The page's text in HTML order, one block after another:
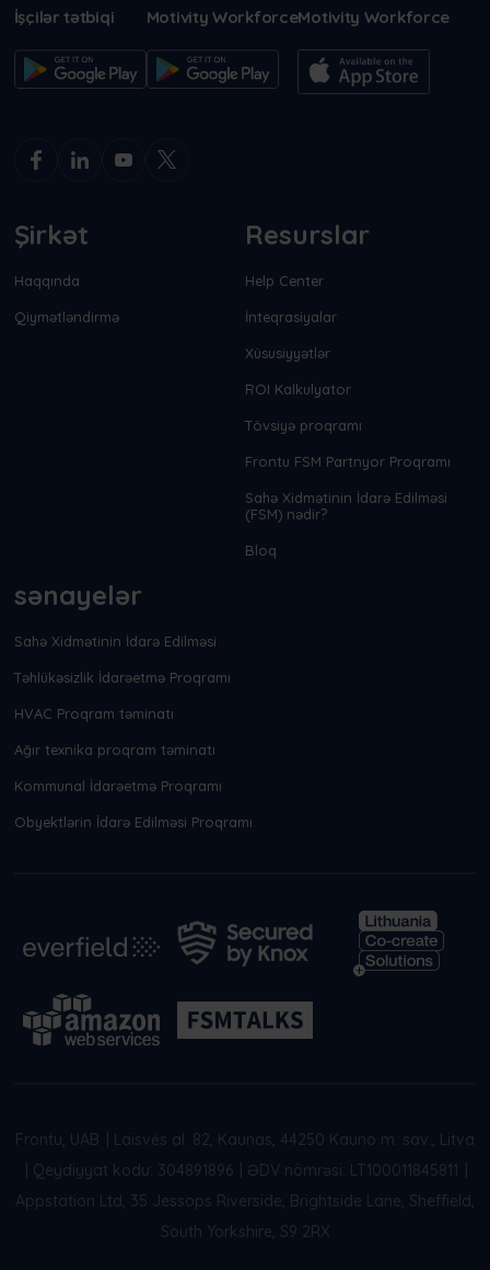
İşçilər tətbiqi Motivity WorkforceMotivity Workforce
Şirkət
Haqqında
Qiymətləndirmə
Resurslar
Help Center
İnteqrasiyalar
Xüsusiyyətlər
ROI Kalkulyator
Tövsiyə proqramı
Frontu FSM Partnyor Proqramı
Sahə Xidmətinin İdarə Edilməsi
(FSM) nədir?
Bloq
sənayelər
Sahə Xidmətinin İdarə Edilməsi
Təhlükəsizlik İdarəetmə Proqramı
HVAC Proqram təminatı
Ağır texnika proqram təminatı
Kommunal İdarəetmə Proqramı
Obyektlərin İdarə Edilməsi Proqramı
Frontu, UAB
Laisvės al. 82, Kaunas, 44250 Kauno m. sav., Litva
Qeydiyyat kodu: 304891896 ƏDV nömrəsi: LT100011845811
Appstation Ltd, 35 Jessops Riverside, Brightside Lane, Sheffield,
South Yorkshire, S9 2RX